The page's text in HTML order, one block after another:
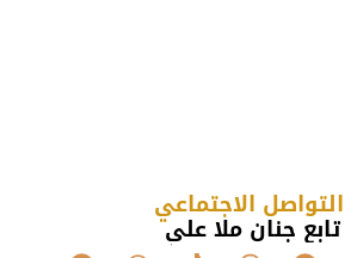
التواصل الاجتماعي
تابع جنان ملا علي